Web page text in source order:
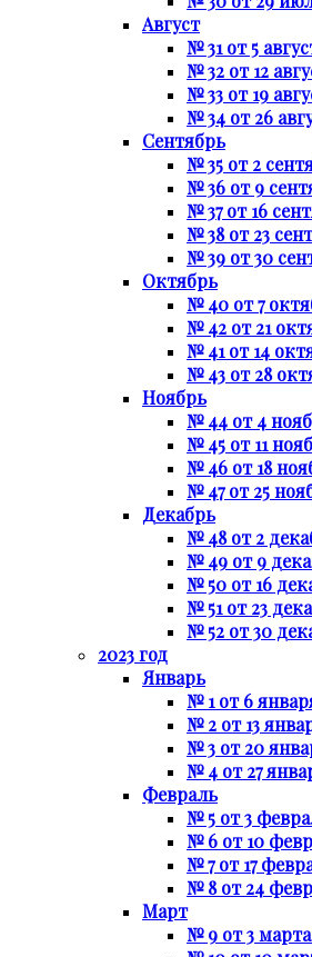
Август
№ 31 от 5
№ 32 от 12
№ 33 от 19
№ 34 от 26
Сентябрь
№ 35 от 2
№ 36 от 9
№ 37 от 16
№ 38 от 23
№ 39 от 30
Октябрь
№ 40 от 7
№ 42 от 21
№ 41 от 14
№ 43 от 28
Ноябрь
№ 44 от 4
№ 45 от 11
№ 46 от 18
№ 47 от 25
Декабрь
№ 48 от 2
№ 49 от 9
№ 50 от 16
№ 51 от 23
№ 52 от 30
2023 год
Январь
№ 1 от 6
№ 2 от 13
№ 3 от 20
№ 4 от 27
Февраль
№ 5 от 3
№ 6 от 10
№ 7 от 17
№ 8 от 24
Март
№ 9 от 3 марта